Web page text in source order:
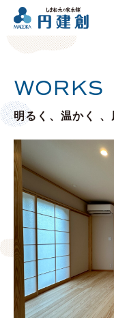
WORKS
明るく、温かく 、